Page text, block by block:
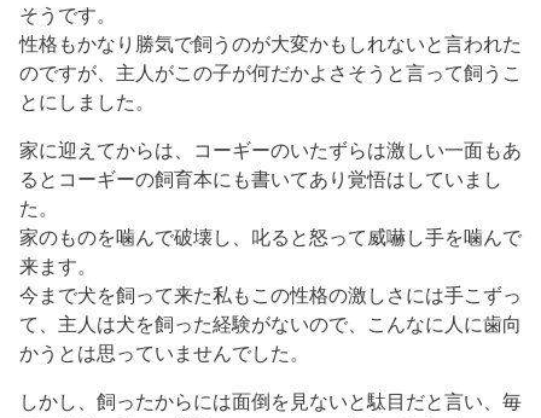
そうです。
性格もかなり勝気で飼うのが大変かもしれないと言われた
のですが、主人がこの子が何だかよさそうと言って飼うこ
とにしました。
家に迎えてからは、コーギーのいたずらは激しい一面もあ
るとコーギーの飼育本にも書いてあり覚悟はしていまし
た。
家のものを噛んで破壊し、叱ると怒って威嚇し手を噛んで
来ます。
今まで犬を飼って来た私もこの性格の激しさには手こずっ
て、主人は犬を飼った経験がないので、こんなに人に歯向
かうとは思っていませんでした。
しかし、飼ったからには面倒を見ないと駄目だと言い、毎